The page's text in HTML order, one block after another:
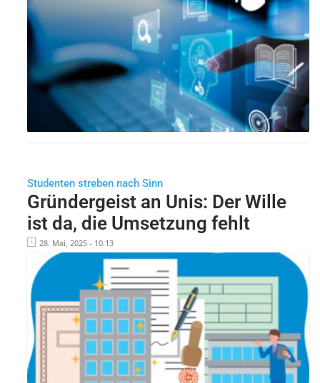
Studenten streben nach Sinn
Gründergeist an Unis: Der Wille
ist da, die Umsetzung fehlt
28. Mai, 2025 - 10:13